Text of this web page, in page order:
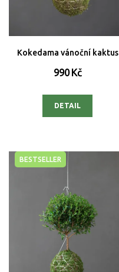
Kokedama vánoční kaktus
990 Kč
DETAIL
BESTSELLER